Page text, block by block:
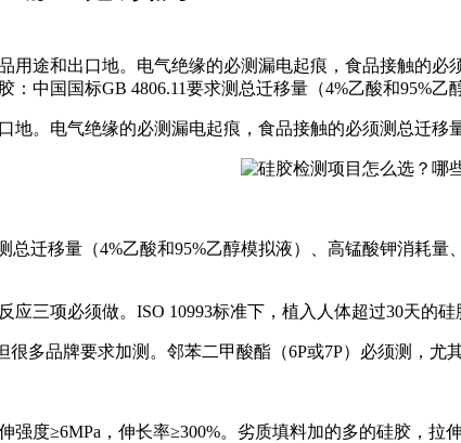
用途和出口地。电气绝缘的必测漏电起痕，食品接触的
：中国国标GB 4806.11要求测总迁移量（4%乙酸和95%
地。电气绝缘的必测漏电起痕，食品接触的必须测总迁移
总迁移量（4%乙酸和95%乙醇模拟液）、高锰酸钾消耗量
应三项必须做。ISO 10993标准下，植入人体超过30天的
多品牌要求加测。邻苯二甲酸酯（6P或7P）必须测，尤
度≥6MPa，伸长率≥300%。劣质填料加的多的硅胶，拉